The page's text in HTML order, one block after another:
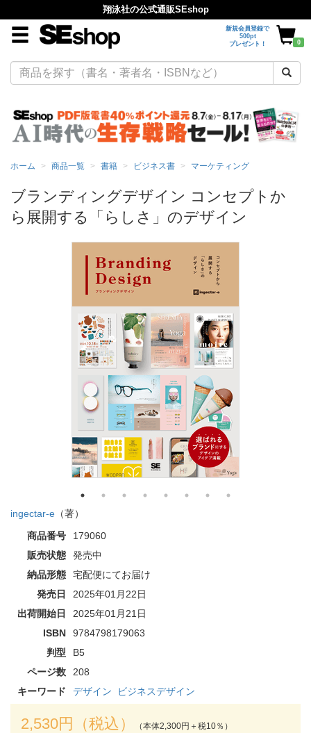
翔泳社の公式通販SEshop
新規会員登録で
500pt
プレゼント！
0
ホーム 商品一覧 書籍 ビジネス書 マーケティング
ブランディングデザイン コンセプトか
ら展開する「らしさ」のデザイン
ingectar-e （著）
商品番号
179060
販売状態
発売中
納品形態
宅配便にてお届け
発売日
2025年01月22日
出荷開始日
2025年01月21日
ISBN
9784798179063
判型
B5
ページ数
208
キーワード
デザイン ビジネスデザイン
2,530円（税込） （本体2,300円＋税10％）